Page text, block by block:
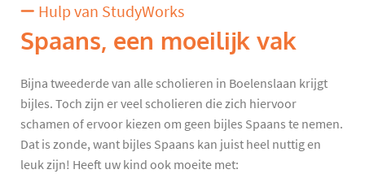
Hulp van StudyWorks
Spaans, een moeilijk vak
Bijna tweederde van alle scholieren in Boelenslaan krijgt
bijles. Toch zijn er veel scholieren die zich hiervoor
schamen of ervoor kiezen om geen bijles Spaans te nemen.
Dat is zonde, want bijles Spaans kan juist heel nuttig en
leuk zijn! Heeft uw kind ook moeite met: